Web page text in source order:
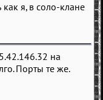
я, в соло-клане
на
Порты те же.